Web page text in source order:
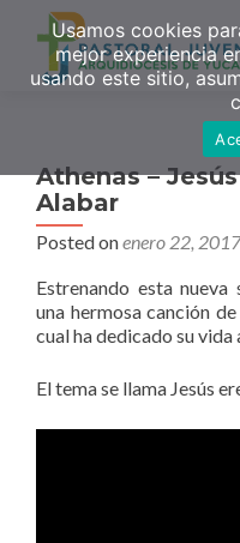
Athenas –
Alabar
Posted onenero 22, 2017
Estrenando esta
una hermosa canción
cual ha dedicado su vida
El tema se llama Jesús
Usamos cookies
mejor experiencia
usando este sitio,